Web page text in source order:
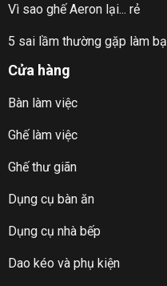
Vì sao ghế Aeron lại... rẻ
5 sai lầm thường gặp làm
Cửa hàng
Bàn làm việc
Ghế làm việc
Ghế thư giãn
Dụng cụ bàn ăn
Dụng cụ nhà bếp
Dao kéo và phụ kiện